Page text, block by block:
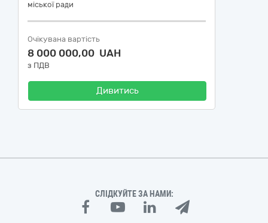
міської ради
Очікувана вартість
8 000 000,00 UAH
з ПДВ
Дивитись
СЛІДКУЙТЕ ЗА НАМИ: